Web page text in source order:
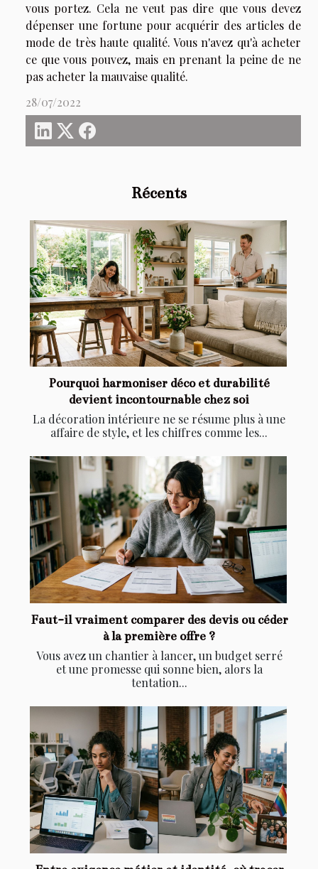
Récents
Pourquoi harmoniser déco et durabilité
devient incontournable chez soi
La décoration intérieure ne se résume plus à une
affaire de style, et les chiffres comme les...
Faut-il vraiment comparer des devis ou céder
à la première offre ?
Vous avez un chantier à lancer, un budget serré
et une promesse qui sonne bien, alors la
tentation...
vous portez. Cela ne veut pas dire que vous devez
dépenser une fortune pour acquérir des articles de
mode de très haute qualité. Vous n'avez qu'à acheter
ce que vous pouvez, mais en prenant la peine de ne
pas acheter la mauvaise qualité.
28/07/2022